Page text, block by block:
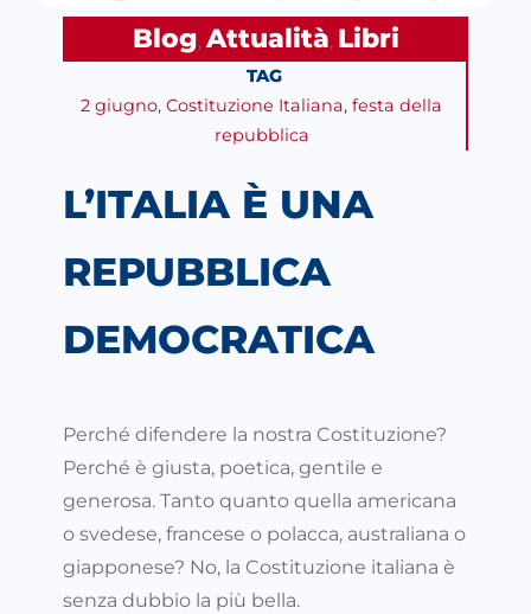
Blog, Attualità, Libri
TAG
2 giugno, Costituzione Italiana, festa della
repubblica
L’ITALIA È UNA
REPUBBLICA
DEMOCRATICA
Perché difendere la nostra Costituzione?
Perché è giusta, poetica, gentile e
generosa. Tanto quanto quella americana
o svedese, francese o polacca, australiana o
giapponese? No, la Costituzione italiana è
senza dubbio la più bella.